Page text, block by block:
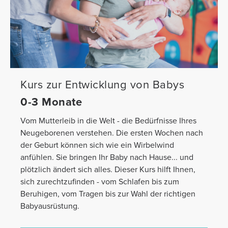
Kurs zur Entwicklung von Babys
0-3 Monate
Vom Mutterleib in die Welt - die Bedürfnisse Ihres
Neugeborenen verstehen. Die ersten Wochen nach
der Geburt können sich wie ein Wirbelwind
anfühlen. Sie bringen Ihr Baby nach Hause... und
plötzlich ändert sich alles. Dieser Kurs hilft Ihnen,
sich zurechtzufinden - vom Schlafen bis zum
Beruhigen, vom Tragen bis zur Wahl der richtigen
Babyausrüstung.